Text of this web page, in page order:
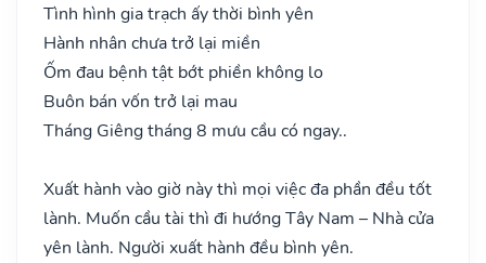
Tình hình gia trạch ấy thời bình yên
Hành nhân chưa trở lại miền
Ốm đau bệnh tật bớt phiền không lo
Buôn bán vốn trở lại mau
Tháng Giêng tháng 8 mưu cầu có ngay..
Xuất hành vào giờ này thì mọi việc đa phần đều tốt
lành. Muốn cầu tài thì đi hướng Tây Nam – Nhà cửa
yên lành. Người xuất hành đều bình yên.